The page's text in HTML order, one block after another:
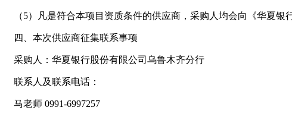
（5）凡是符合本项目资质条件的供应商，采购人均会向《华夏
四、本次供应商征集联系事项
采购人：华夏银行股份有限公司乌鲁木齐分行
联系人及联系电话：
马老师 0991-6997257